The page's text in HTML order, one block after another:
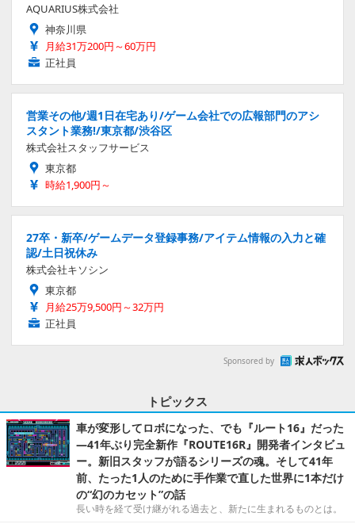
AQUARIUS株式会社
神奈川県
月給31万200円～60万円
正社員
営業その他/週1日在宅あり/ゲーム会社での広報部門のアシ
スタント業務!/東京都/渋谷区
株式会社スタッフサービス
東京都
時給1,900円～
27卒・新卒/ゲームデータ登録事務/アイテム情報の入力と確
認/土日祝休み
株式会社キソシン
東京都
月給25万9,500円～32万円
正社員
Sponsored by
トピックス
車が変形してロボになった、でも『ルート16』だった
―41年ぶり完全新作『ROUTE16R』開発者インタビュ
ー。新旧スタッフが語るシリーズの魂。そして41年
前、たった1人のために手作業で直した世界に1本だけ
の“幻のカセット”の話
長い時を経て受け継がれる過去と、新たに生まれるものとは。